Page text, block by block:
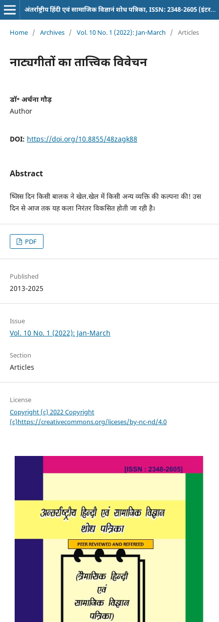
अंतर्राष्ट्रीय हिंदी एवं सामाजिक विज्ञानं शोध पत्रिका, ISSN: 2348-2605 (इंटरनेशनल पत्रिका)
Home / Archives / Vol. 10 No. 1 (2022): Jan-March / Articles
नाट्यगीतों का तात्त्विक विवेचन
डॉ॰ अर्चना गौड़
Author
DOI: https://doi.org/10.8855/48zagk88
Abstract
ष्जिस दिन किसी बालक ने खेल.खेल में किसी अन्य व्यक्ति की कल्पना की! उस
दिन से आज तक यह कला निरंतर विकसित होती जा रही है।
PDF
Published
2013-2025
Issue
Vol. 10 No. 1 (2022): Jan-March
Section
Articles
License
Copyright (c) 2022 Copyright
(c)https://creativecommons.org/liceses/by-nc-nd/4.0